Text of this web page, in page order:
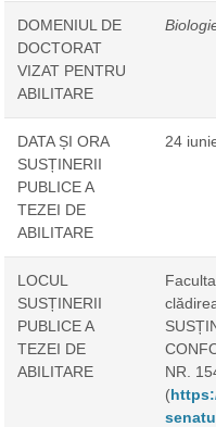
DOMENIUL DE
DOCTORAT
VIZAT PENTRU
ABILITARE
DATA ȘI ORA
SUSȚINERII
PUBLICE A
TEZEI DE
ABILITARE
24
LOCUL
SUSȚINERII
PUBLICE A
TEZEI DE
ABILITARE
NR.
(